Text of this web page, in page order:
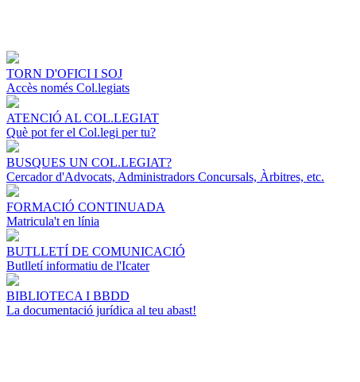
TORN D'OFICI I SOJ
Accès només Col.legiats
ATENCIÓ AL COL.LEGIAT
Què pot fer el Col.legi per tu?
BUSQUES UN COL.LEGIAT?
Cercador d'Advocats, Administradors Concursals, Àrbitres, etc.
FORMACIÓ CONTINUADA
Matricula't en línia
BUTLLETÍ DE COMUNICACIÓ
Butlletí informatiu de l'Icater
BIBLIOTECA I BBDD
La documentació jurídica al teu abast!